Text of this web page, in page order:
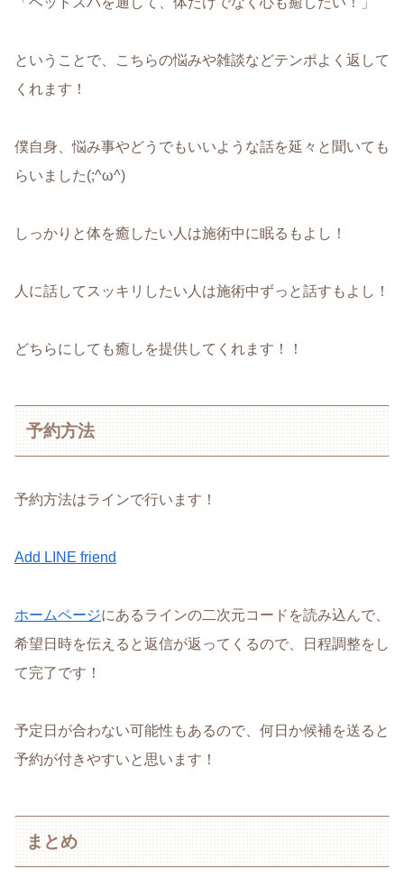
ということで、こちらの悩みや雑談などテンポよく返して
くれます！
僕自身、悩み事やどうでもいいような話を延々と聞いても
らいました(;^ω^)
しっかりと体を癒したい人は施術中に眠るもよし！
人に話してスッキリしたい人は施術中ずっと話すもよし！
どちらにしても癒しを提供してくれます！！
予約方法
予約方法はラインで行います！
Add LINE friend
ホームページにあるラインの二次元コードを読み込んで、
希望日時を伝えると返信が返ってくるので、日程調整をし
て完了です！
予定日が合わない可能性もあるので、何日か候補を送ると
予約が付きやすいと思います！
まとめ